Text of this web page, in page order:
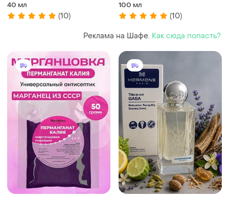
создавайте свой набор,
ароматы, духи тестеры
40 мл
(10)
parfums
100 мл
(10)
Реклама на Шафе. Как сюда попасть?